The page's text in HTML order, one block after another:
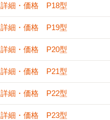
詳細・価格 P18型
詳細・価格 P19型
詳細・価格 P20型
詳細・価格 P21型
詳細・価格 P22型
詳細・価格 P23型